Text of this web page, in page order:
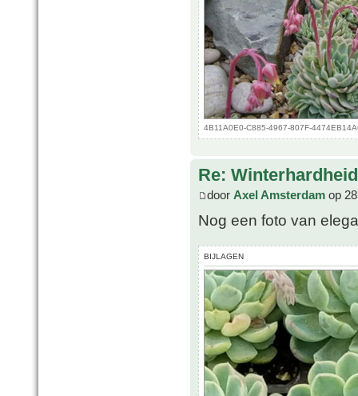
4B11A0E0-C885-4967-807F-
Re:
door Axel Amsterdam op
Nog een foto van
BIJLAGEN